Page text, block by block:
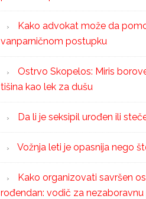
Kako advokat može da
vanparničnom postupku
Ostrvo Skopelos: Miris
tišina kao lek za dušu
Da li je seksipil urođen ili
Vožnja leti je opasnija nego
Kako organizovati savršen
rođendan: vodič za